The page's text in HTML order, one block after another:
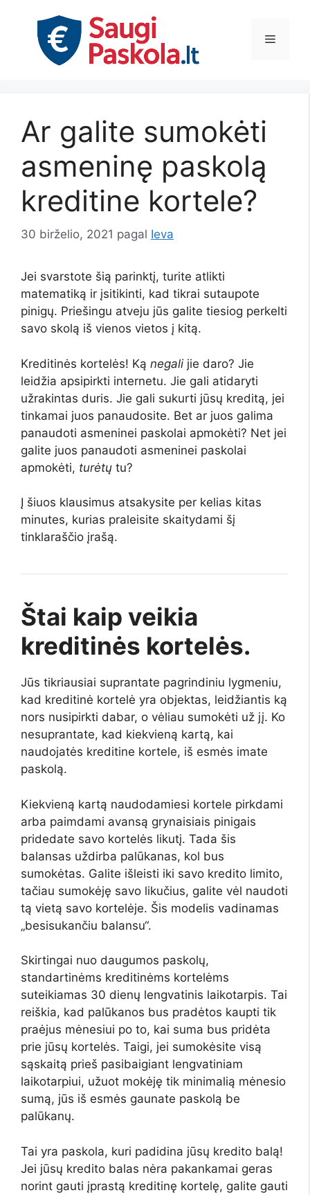
Meniu
Ar galite sumokėti
asmeninę paskolą
kreditine kortele?
30 birželio, 2021 pagal Ieva
Jei svarstote šią parinktį, turite atlikti
matematiką ir įsitikinti, kad tikrai sutaupote
pinigų. Priešingu atveju jūs galite tiesiog perkelti
savo skolą iš vienos vietos į kitą.
Kreditinės kortelės! Ką negali jie daro? Jie
leidžia apsipirkti internetu. Jie gali atidaryti
užrakintas duris. Jie gali sukurti jūsų kreditą, jei
tinkamai juos panaudosite. Bet ar juos galima
panaudoti asmeninei paskolai apmokėti? Net jei
galite juos panaudoti asmeninei paskolai
apmokėti, turėtų tu?
Į šiuos klausimus atsakysite per kelias kitas
minutes, kurias praleisite skaitydami šį
tinklaraščio įrašą.
Štai kaip veikia
kreditinės kortelės.
Jūs tikriausiai suprantate pagrindiniu lygmeniu,
kad kreditinė kortelė yra objektas, leidžiantis ką
nors nusipirkti dabar, o vėliau sumokėti už jį. Ko
nesuprantate, kad kiekvieną kartą, kai
naudojatės kreditine kortele, iš esmės imate
paskolą.
Kiekvieną kartą naudodamiesi kortele pirkdami
arba paimdami avansą grynaisiais pinigais
pridedate savo kortelės likutį. Tada šis
balansas uždirba palūkanas, kol bus
sumokėtas. Galite išleisti iki savo kredito limito,
tačiau sumokėję savo likučius, galite vėl naudoti
tą vietą savo kortelėje. Šis modelis vadinamas
„besisukančiu balansu“.
Skirtingai nuo daugumos paskolų,
standartinėms kreditinėms kortelėms
suteikiamas 30 dienų lengvatinis laikotarpis. Tai
reiškia, kad palūkanos bus pradėtos kaupti tik
praėjus mėnesiui po to, kai suma bus pridėta
prie jūsų kortelės. Taigi, jei sumokėsite visą
sąskaitą prieš pasibaigiant lengvatiniam
laikotarpiui, užuot mokėję tik minimalią mėnesio
sumą, jūs iš esmės gaunate paskolą be
palūkanų.
Tai yra paskola, kuri padidina jūsų kredito balą!
Jei jūsų kredito balas nėra pakankamai geras
norint gauti įprastą kreditinę kortelę, galite gauti